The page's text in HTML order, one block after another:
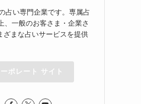
占い専門企業です。専属占
、一般のお客さま・企業さ
ざまな占いサービスを提供
ーポレート サイト